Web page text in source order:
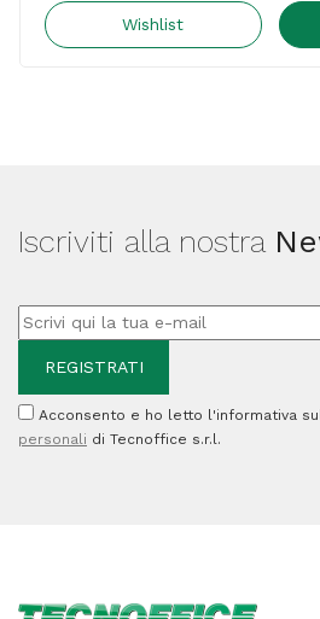
Wishlist
Iscriviti alla nostra
Acconsento e ho letto l'informativa
personali di Tecnoffice s.r.l.